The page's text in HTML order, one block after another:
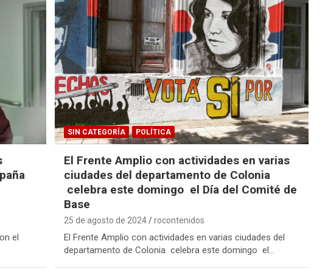
el
SIN CATEGORÍA POLÍTICA
El Frente Amplio con actividades en varias
ciudades del departamento de Colonia
celebra este domingo el Día del Comité de
Base
25 de agosto de 2024 rocontenidos
El Frente Amplio con actividades en varias ciudades del
departamento de Colonia celebra este domingo el…